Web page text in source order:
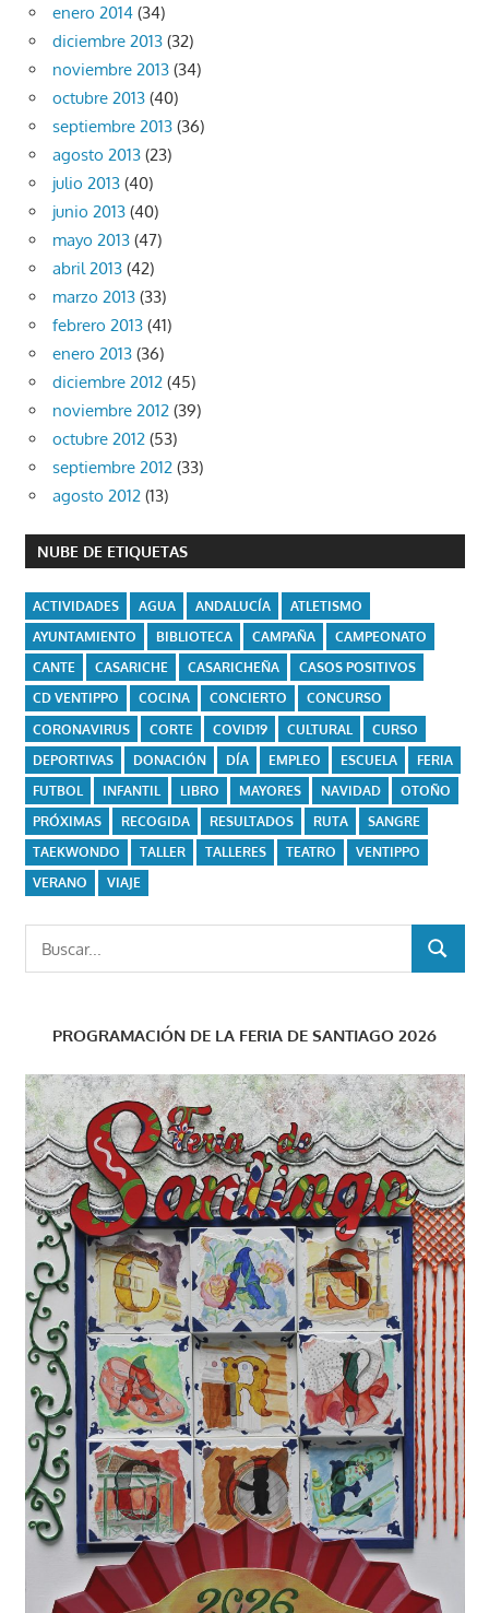
enero 2014 (34)
diciembre 2013 (32)
noviembre 2013 (34)
octubre 2013 (40)
septiembre 2013 (36)
agosto 2013 (23)
julio 2013 (40)
junio 2013 (40)
mayo 2013 (47)
abril 2013 (42)
marzo 2013 (33)
febrero 2013 (41)
enero 2013 (36)
diciembre 2012 (45)
noviembre 2012 (39)
octubre 2012 (53)
septiembre 2012 (33)
agosto 2012 (13)
NUBE DE ETIQUETAS
ACTIVIDADES AGUA ANDALUCÍA
ATLETISMO
AYUNTAMIENTO
BIBLIOTECA CAMPAÑA
CAMPEONATO
CANTE
CASARICHE CASARICHEÑA
CASOS POSITIVOS
CD VENTIPPO
COCINA CONCIERTO
CONCURSO
CORONAVIRUS
CORTE COVID19 CULTURAL
CURSO
DEPORTIVAS
DONACIÓN DÍA EMPLEO ESCUELA
FERIA
FUTBOL
INFANTIL LIBRO MAYORES NAVIDAD
OTOÑO
PRÓXIMAS
RECOGIDA RESULTADOS RUTA
SANGRE
TAEKWONDO
TALLER TALLERES TEATRO
VENTIPPO
VERANO
VIAJE
BUSCAR
PROGRAMACIÓN DE LA FERIA DE SANTIAGO 2026